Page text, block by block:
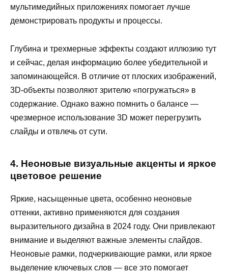
мультимедийных приложениях помогает лучше
демонстрировать продукты и процессы.
Глубина и трехмерные эффекты создают иллюзию тут
и сейчас, делая информацию более убедительной и
запоминающейся. В отличие от плоских изображений,
3D-объекты позволяют зрителю «погружаться» в
содержание. Однако важно помнить о балансе —
чрезмерное использование 3D может перегрузить
слайды и отвлечь от сути.
4. Неоновые визуальные акценты и яркое
цветовое решение
Яркие, насыщенные цвета, особенно неоновые
оттенки, активно применяются для создания
выразительного дизайна в 2024 году. Они привлекают
внимание и выделяют важные элементы слайдов.
Неоновые рамки, подчеркивающие рамки, или яркое
выделение ключевых слов — все это помогает